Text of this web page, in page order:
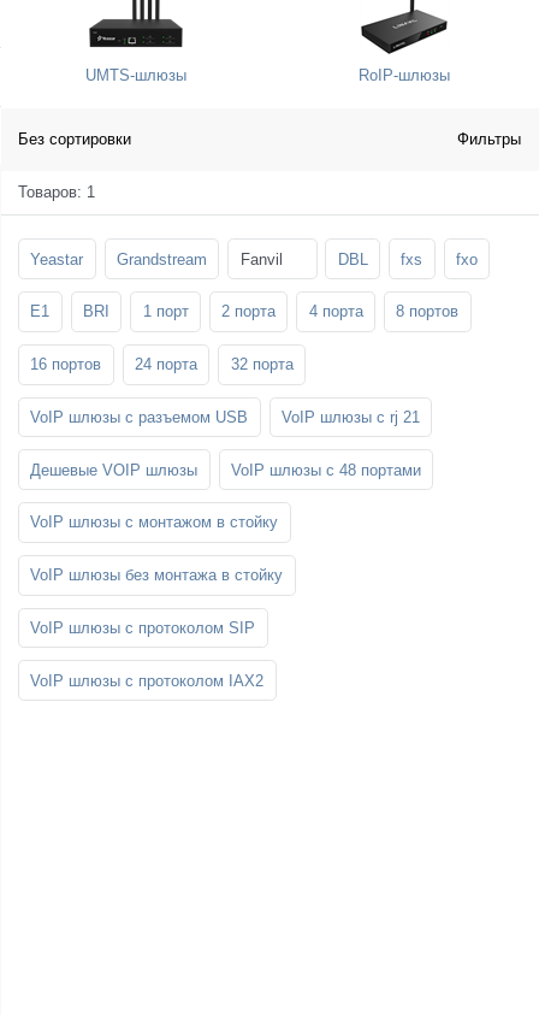
UMTS-шлюзы RoIP-шлюзы
Без сортировки Фильтры
Товаров: 1
Yeastar Grandstream Fanvil DBL fxs fxo
E1 BRI 1 порт 2 порта 4 порта 8 портов
16 портов 24 порта 32 порта
VoIP шлюзы с разъемом USB VoIP шлюзы с rj 21
Дешевые VOIP шлюзы VoIP шлюзы с 48 портами
VoIP шлюзы с монтажом в стойку
VoIP шлюзы без монтажа в стойку
VoIP шлюзы с протоколом SIP
VoIP шлюзы с протоколом IAX2
Стойки и крепления для панелей и
телевизоров
Шахтные телефоны
SFP-модули
3G/4G LTE и ADSL модемы
Мобильные телефоны